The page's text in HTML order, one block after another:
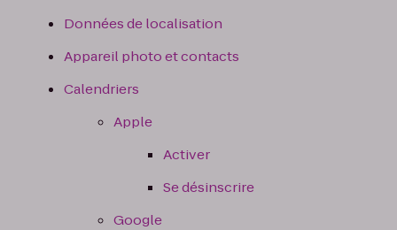
Données de localisation
Appareil photo et contacts
Calendriers
Apple
Activer
Se désinscrire
Google